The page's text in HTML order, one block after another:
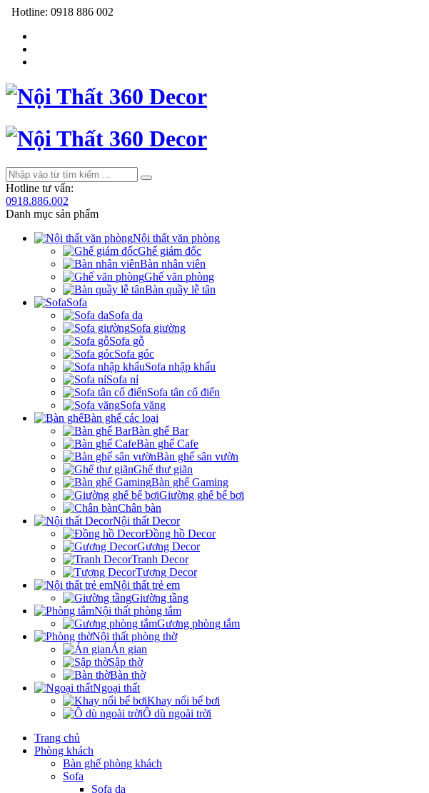
Hotline: 0918 886 002
Hotline tư vấn:
0918.886.002
Danh mục sản phẩm
Nội thất văn phòng
Ghế giám đốc
Bàn nhân viên
Ghế văn phòng
Bàn quầy lễ tân
Sofa
Sofa da
Sofa giường
Sofa gỗ
Sofa góc
Sofa nhập khẩu
Sofa nỉ
Sofa tân cổ điển
Sofa văng
Bàn ghế các loại
Bàn ghế Bar
Bàn ghế Cafe
Bàn ghế sân vườn
Ghế thư giãn
Bàn ghế Gaming
Giường ghế bể bơi
Chân bàn
Nội thất Decor
Đồng hồ Decor
Gương Decor
Tranh Decor
Tượng Decor
Nội thất trẻ em
Giường tầng
Nội thất phòng tắm
Gương phòng tắm
Nội thất phòng thờ
Án gian
Sập thờ
Bàn thờ
Ngoại thất
Khay nổi bể bơi
Ô dù ngoài trời
Trang chủ
Phòng khách
Bàn ghế phòng khách
Sofa
Sofa da